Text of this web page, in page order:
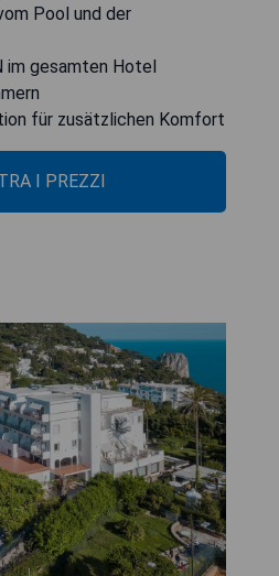
Pool und der
im gesamten Hotel
für zusätzlichen Komfort
I PREZZI